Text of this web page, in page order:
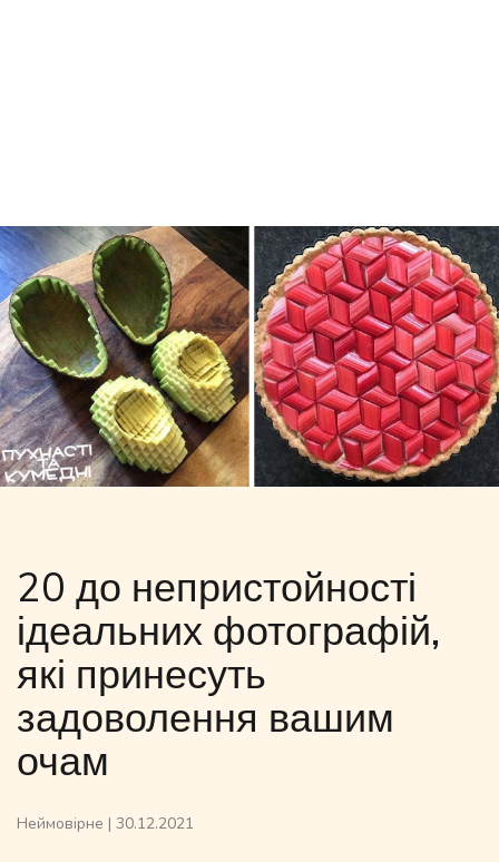
20 до непристойності
ідеальних фотографій,
які принесуть
задоволення вашим
очам
Неймовірне | 30.12.2021